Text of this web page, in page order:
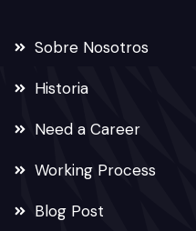
Sobre Nosotros
Historia
Need a Career
Working Process
Blog Post